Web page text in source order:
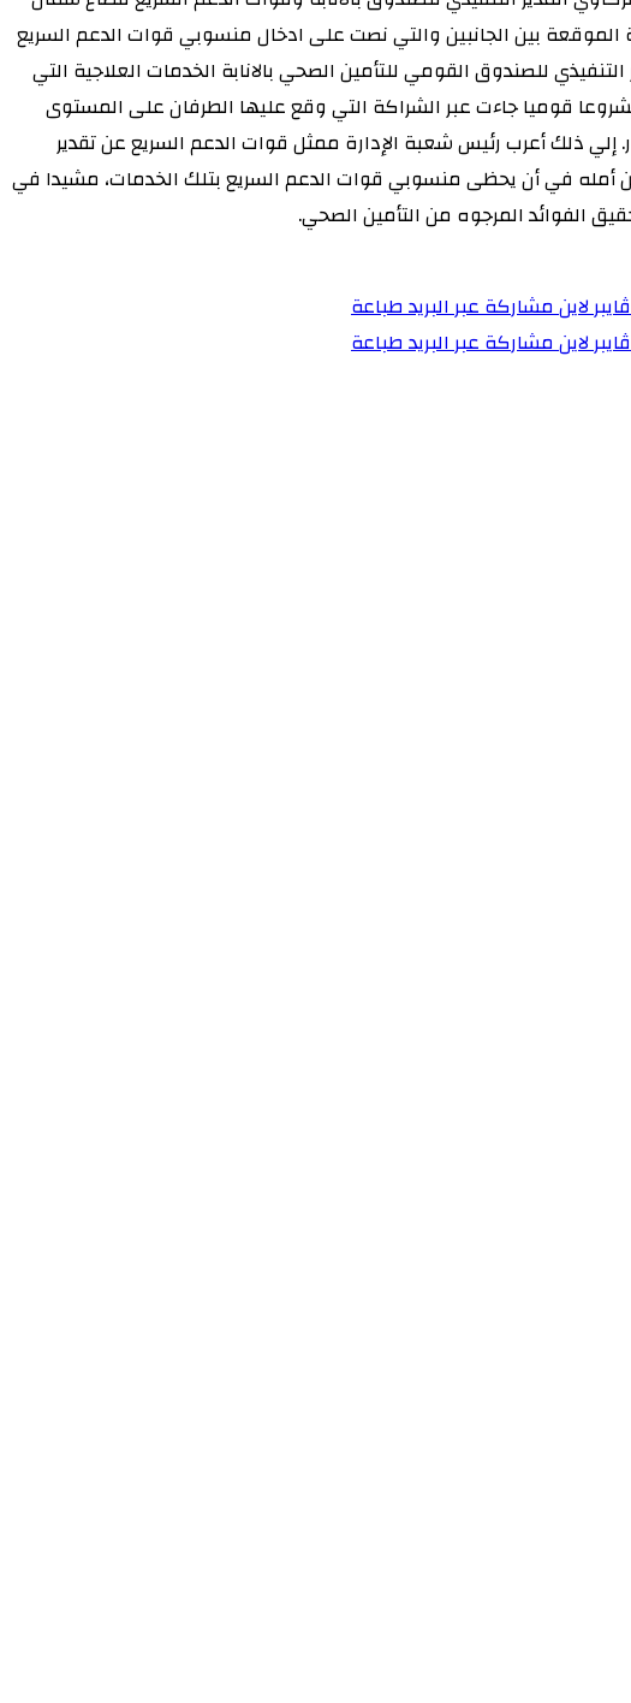
الموقعة بين الجانبين والتي نصت على ادخال منسوبي قوات الدعم السريع
للصندوق القومي للتأمين الصحي بالانابة الخدمات العلاجية التي
قوميا جاءت عبر الشراكة التي وقع عليها الطرفان على المستوى
إلي ذلك أعرب رئيس شعبة الإدارة ممثل قوات الدعم السريع عن تقدير
عن أمله في أن يحظى منسوبي قوات الدعم السريع بتلك الخدمات، مشيدا في
الفوائد المرجوه من التأمين الصحي.
ڤايبرلاينمشاركة عبر البريدطباعة
ڤايبرلاينمشاركة عبر البريدطباعة